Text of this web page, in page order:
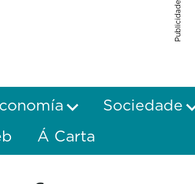
Publicidade
Sociedade
Á Carta